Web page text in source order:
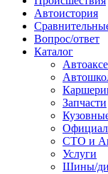
Автоистория
Вопрос/ответ
Каталог
Запчасти
СТО и
Услуги
Шины/